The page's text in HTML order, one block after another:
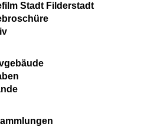
Stadt Filderstadt